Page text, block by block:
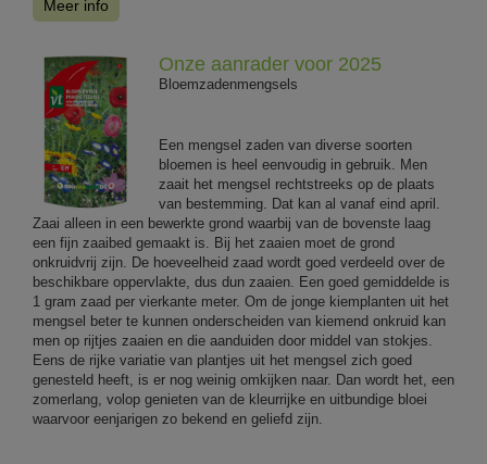
Meer info
Onze aanrader voor 2025
Bloemzadenmengsels
Een mengsel zaden van diverse soorten
bloemen is heel eenvoudig in gebruik. Men
zaait het mengsel rechtstreeks op de plaats
van bestemming. Dat kan al vanaf eind april.
Zaai alleen in een bewerkte grond waarbij van de bovenste laag
een fijn zaaibed gemaakt is. Bij het zaaien moet de grond
onkruidvrij zijn. De hoeveelheid zaad wordt goed verdeeld over de
beschikbare oppervlakte, dus dun zaaien. Een goed gemiddelde is
1 gram zaad per vierkante meter. Om de jonge kiemplanten uit het
mengsel beter te kunnen onderscheiden van kiemend onkruid kan
men op rijtjes zaaien en die aanduiden door middel van stokjes.
Eens de rijke variatie van plantjes uit het mengsel zich goed
genesteld heeft, is er nog weinig omkijken naar. Dan wordt het, een
zomerlang, volop genieten van de kleurrijke en uitbundige bloei
waarvoor eenjarigen zo bekend en geliefd zijn.